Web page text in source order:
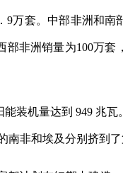
万套。中部非洲和南
非洲销量为100万套
装机量达到 949 兆
非和埃及分别挤到了